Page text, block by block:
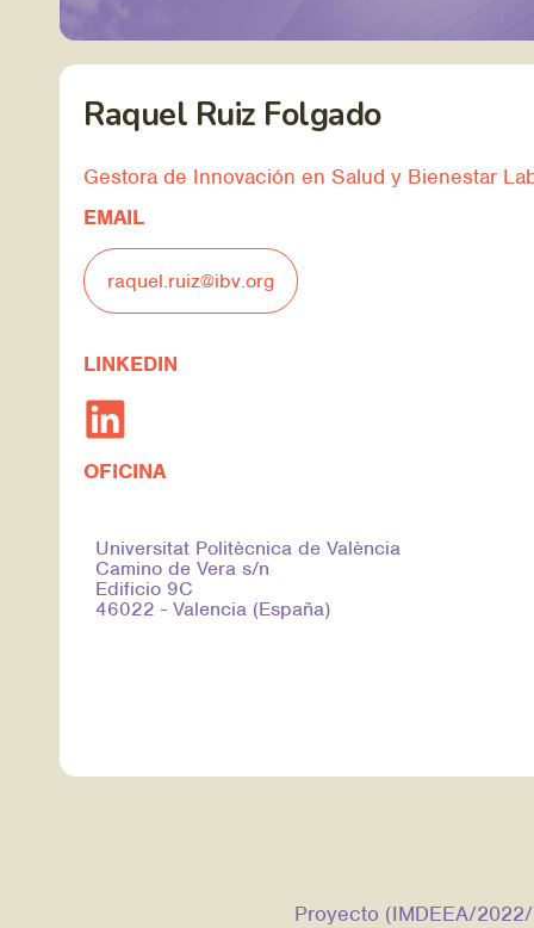
Raquel Ruiz Folgado
Gestora de Innovación en Salud y Bienestar
EMAIL
raquel.ruiz@ibv.org
LINKEDIN
OFICINA
Universitat Politècnica de València
Camino de Vera s/n
Edificio 9C
46022 - Valencia (España)
Proyecto (IMDEEA/